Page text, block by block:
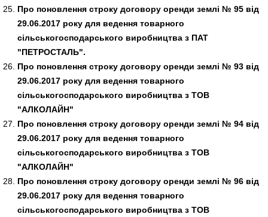
Про поновлення строку договору оренди землі № 95 від
29.06.2017 року для ведення товарного
сільськогосподарського виробництва з ПАТ
"ПЕТРОСТАЛЬ".
Про поновлення строку договору оренди землі № 93 від
29.06.2017 року для ведення товарного
сільськогосподарського виробництва з ТОВ
"АЛКОЛАЙН"
Про поновлення строку договору оренди землі № 94 від
29.06.2017 року для ведення товарного
сільськогосподарського виробництва з ТОВ
"АЛКОЛАЙН"
Про поновлення строку договору оренди землі № 96 від
29.06.2017 року для ведення товарного
сільськогосподарського виробництва з ТОВ